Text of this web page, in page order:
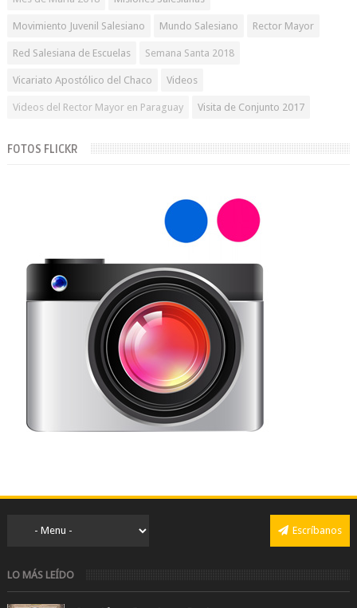
Movimiento Juvenil Salesiano Mundo Salesiano Rector Mayor
Red Salesiana de Escuelas Semana Santa 2018
Vicariato Apostólico del Chaco Videos
Videos del Rector Mayor en Paraguay Visita de Conjunto 2017
FOTOS FLICKR
Escríbanos
LO MÁS LEÍDO